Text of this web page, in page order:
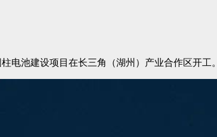
电池建设项目在长三角（湖州）产业合作区开工。